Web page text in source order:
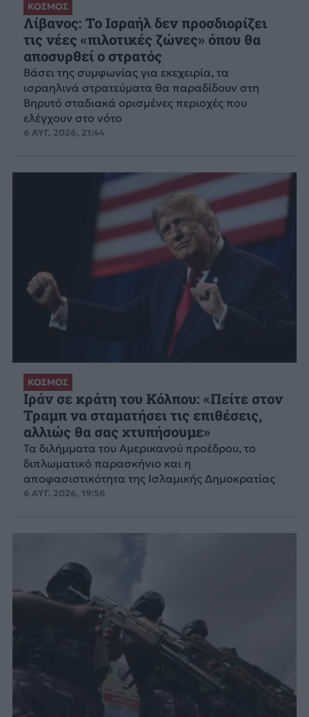
ΚΟΣΜΟΣ
Λίβανος: Το Ισραήλ δεν προσδιορίζει
τις νέες «πιλοτικές ζώνες» όπου θα
αποσυρθεί ο στρατός
Βάσει της συμφωνίας για εκεχειρία, τα
ισραηλινά στρατεύματα θα παραδίδουν στη
Βηρυτό σταδιακά ορισμένες περιοχές που
ελέγχουν στο νότο
6 ΑΥΓ. 2026, 21:44
ΚΟΣΜΟΣ
Ιράν σε κράτη του Κόλπου: «Πείτε στον
Τραμπ να σταματήσει τις επιθέσεις,
αλλιώς θα σας χτυπήσουμε»
Τα διλήμματα του Αμερικανού προέδρου, το
διπλωματικό παρασκήνιο και η
αποφασιστικότητα της Ισλαμικής Δημοκρατίας
6 ΑΥΓ. 2026, 19:56